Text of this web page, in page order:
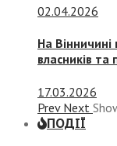
02.04.2026
На
власників
17.03.2026
Prev Next
ПОДІЇ